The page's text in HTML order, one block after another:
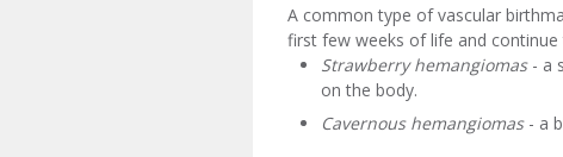
A common type of vascular
first few weeks of life and
Strawberry hemangiomas- a
on the body.
Cavernous hemangiomas- a